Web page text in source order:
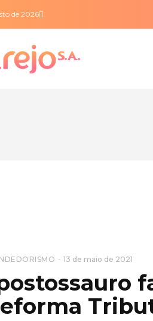
de 2026
13 de maio de 2021